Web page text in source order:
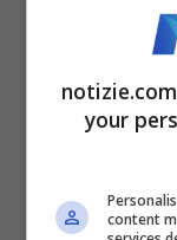
your
content